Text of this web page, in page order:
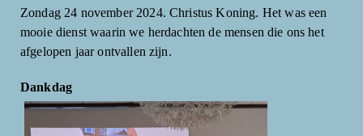
Zondag 24 november 2024. Christus Koning. Het was een
mooie dienst waarin we herdachten de mensen die ons het
afgelopen jaar ontvallen zijn.
Dankdag